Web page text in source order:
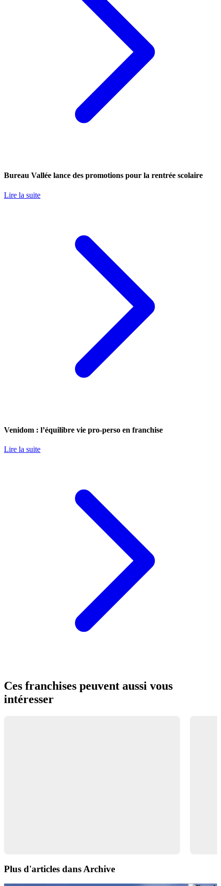
Bureau Vallée lance des promotions pour la rentrée scolaire
Lire la suite
Venidom : l’équilibre vie pro-perso en franchise
Lire la suite
Ces franchises peuvent aussi vous
intéresser
Plus d'articles dans Archive